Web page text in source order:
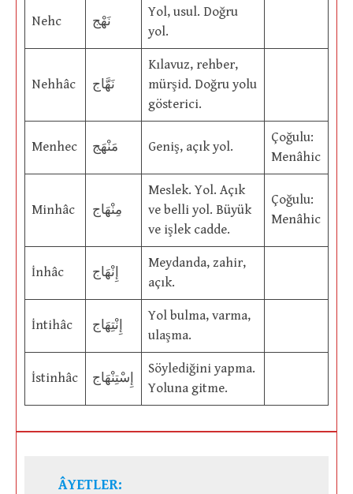
Nehc نَهْج
Yol, usul. Doğru
yol.
Nehhâc نَهَّاج
Kılavuz, rehber,
mürşid. Doğru yolu
gösterici.
Menhec مَنْهَج Geniş, açık yol.
Çoğulu:
Menâhic
Minhâc مِنْهَاج
Meslek. Yol. Açık
ve belli yol. Büyük
ve işlek cadde.
Çoğulu:
Menâhic
İnhâc إِنْهَاج
Meydanda, zahir,
açık.
İntihâc إِنْتِهَاج
Yol bulma, varma,
ulaşma.
İstinhâc إِسْتِنْهَاج
Söylediğini yapma.
Yoluna gitme.
ÂYETLER: